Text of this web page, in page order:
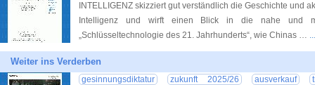
INTELLIGENZ skizziert gut verständlich die Geschichte und
Intelligenz und wirft einen Blick in die nahe und
„Schlüsseltechnologie des 21. Jahrhunderts“, wie Chinas …
Weiter ins Verderben
gesinnungsdiktatur zukunft 2025/26 ausverkauf